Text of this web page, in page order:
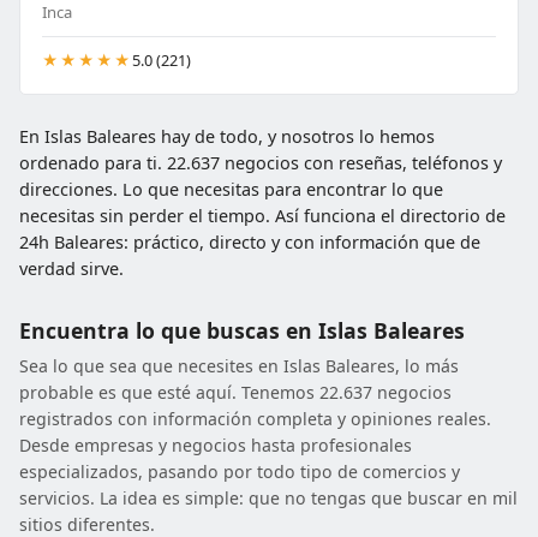
Inca
★★★★★ 5.0 (221)
En Islas Baleares hay de todo, y nosotros lo hemos
ordenado para ti. 22.637 negocios con reseñas, teléfonos y
direcciones. Lo que necesitas para encontrar lo que
necesitas sin perder el tiempo. Así funciona el directorio de
24h Baleares: práctico, directo y con información que de
verdad sirve.
Encuentra lo que buscas en Islas Baleares
Sea lo que sea que necesites en Islas Baleares, lo más
probable es que esté aquí. Tenemos 22.637 negocios
registrados con información completa y opiniones reales.
Desde empresas y negocios hasta profesionales
especializados, pasando por todo tipo de comercios y
servicios. La idea es simple: que no tengas que buscar en mil
sitios diferentes.